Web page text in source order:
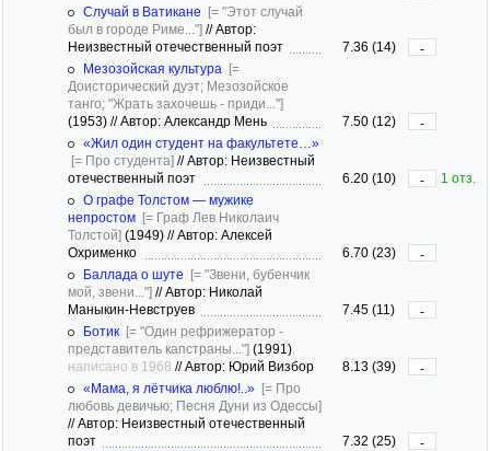
Случай в Ватикане [= "Этот случай
был в городе Риме..."] //Автор:
Неизвестный отечественный поэт
7.36 (14)
-
Мезозойская культура [=
Доисторический дуэт; Мезозойское
танго; "Жрать захочешь - приди..."]
(1953) //Автор: Александр Мень 7.50 (12)
-
«Жил один студент на факультете…»
[= Про студента] //Автор: Неизвестный
отечественный поэт
6.20 (10) -
1 отз.
О графе Толстом — мужике
непростом [= Граф Лев Николаич
Толстой] (1949) //Автор: Алексей
Охрименко
6.70 (23)
-
Баллада о шуте [= "Звени, бубенчик
мой, звени..."] //Автор: Николай
Маныкин-Невструев
7.45 (11)
-
Ботик [= "Один рефрижератор -
представитель капстраны..."] (1991)
написано в 1968 //Автор: Юрий Визбор 8.13 (39)
-
«Мама, я лётчика люблю!..» [= Про
любовь девичью; Песня Дуни из Одессы]
//Автор: Неизвестный отечественный
поэт
7.32 (25)
-